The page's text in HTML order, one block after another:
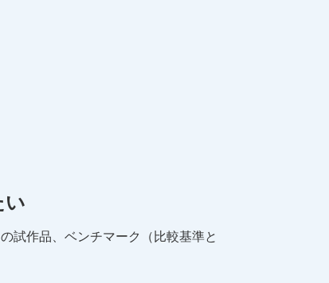
試作品、ベンチマーク（比較基準と